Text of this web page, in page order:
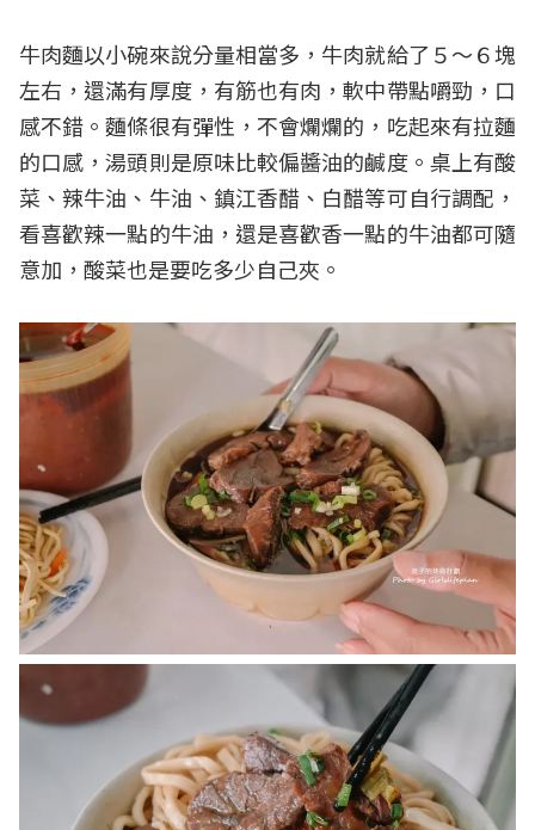
牛肉麵以小碗來說分量相當多，牛肉就給了５～６塊
左右，還滿有厚度，有筋也有肉，軟中帶點嚼勁，口
感不錯。麵條很有彈性，不會爛爛的，吃起來有拉麵
的口感，湯頭則是原味比較偏醬油的鹹度。桌上有酸
菜、辣牛油、牛油、鎮江香醋、白醋等可自行調配，
看喜歡辣一點的牛油，還是喜歡香一點的牛油都可隨
意加，酸菜也是要吃多少自己夾。